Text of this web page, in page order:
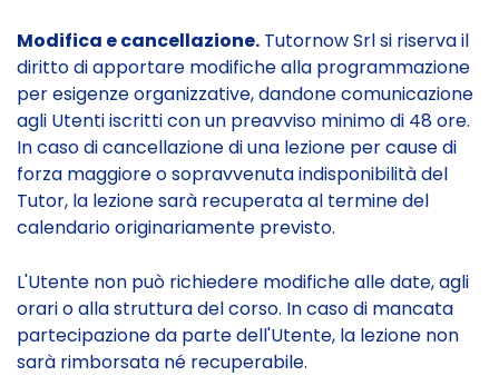
Modifica e cancellazione. Tutornow Srl si riserva il
diritto di apportare modifiche alla programmazione
per esigenze organizzative, dandone comunicazione
agli Utenti iscritti con un preavviso minimo di 48 ore.
In caso di cancellazione di una lezione per cause di
forza maggiore o sopravvenuta indisponibilità del
Tutor, la lezione sarà recuperata al termine del
calendario originariamente previsto.
L'Utente non può richiedere modifiche alle date, agli
orari o alla struttura del corso. In caso di mancata
partecipazione da parte dell'Utente, la lezione non
sarà rimborsata né recuperabile.